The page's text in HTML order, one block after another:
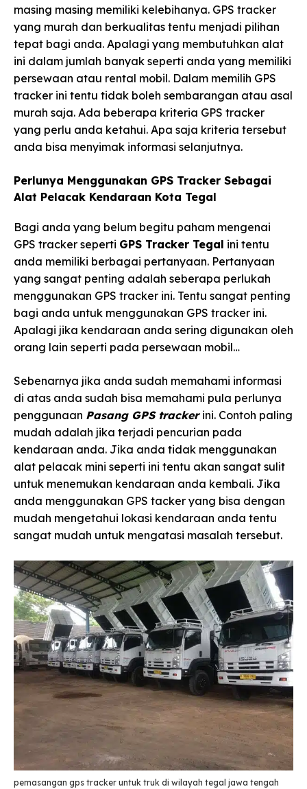
masing masing memiliki kelebihanya. GPS tracker
yang murah dan berkualitas tentu menjadi pilihan
tepat bagi anda. Apalagi yang membutuhkan alat
ini dalam jumlah banyak seperti anda yang memiliki
persewaan atau rental mobil. Dalam memilih GPS
tracker ini tentu tidak boleh sembarangan atau asal
murah saja. Ada beberapa kriteria GPS tracker
yang perlu anda ketahui. Apa saja kriteria tersebut
anda bisa menyimak informasi selanjutnya.
Perlunya Menggunakan GPS Tracker Sebagai
Alat Pelacak Kendaraan Kota Tegal
Bagi anda yang belum begitu paham mengenai
GPS tracker seperti GPS Tracker Tegal ini tentu
anda memiliki berbagai pertanyaan. Pertanyaan
yang sangat penting adalah seberapa perlukah
menggunakan GPS tracker ini. Tentu sangat penting
bagi anda untuk menggunakan GPS tracker ini.
Apalagi jika kendaraan anda sering digunakan oleh
orang lain seperti pada persewaan mobil…
Sebenarnya jika anda sudah memahami informasi
di atas anda sudah bisa memahami pula perlunya
penggunaan Pasang GPS tracker ini. Contoh paling
mudah adalah jika terjadi pencurian pada
kendaraan anda. Jika anda tidak menggunakan
alat pelacak mini seperti ini tentu akan sangat sulit
untuk menemukan kendaraan anda kembali. Jika
anda menggunakan GPS tacker yang bisa dengan
mudah mengetahui lokasi kendaraan anda tentu
sangat mudah untuk mengatasi masalah tersebut.
pemasangan gps tracker untuk truk di wilayah tegal jawa tengah